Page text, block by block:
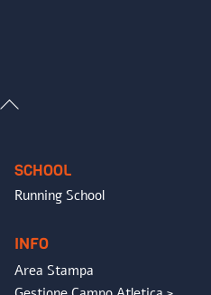
Back
SCHOOL
Running School
INFO
Area Stampa